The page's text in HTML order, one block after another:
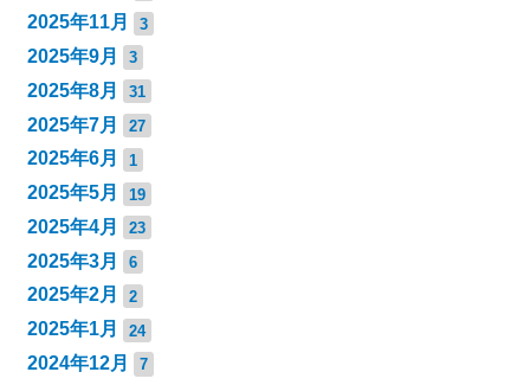
2025年11月 3
2025年9月 3
2025年8月 31
2025年7月 27
2025年6月 1
2025年5月 19
2025年4月 23
2025年3月 6
2025年2月 2
2025年1月 24
2024年12月 7